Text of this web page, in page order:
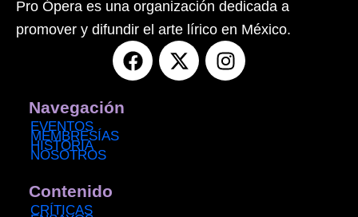
Pro Ópera es una organización dedicada a
promover y difundir el arte lírico en México.
F
a
X
-
I
n
Navegación
EVENTOS
MEMBRESÍAS
HISTORIA
NOSOTROS
Contenido
CRÍTICAS